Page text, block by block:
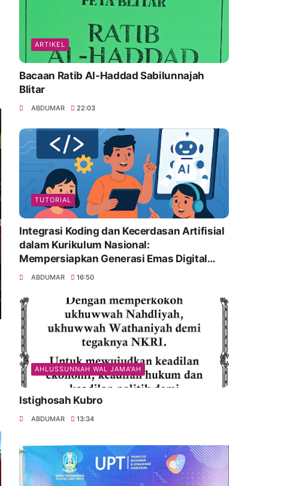
ARTIKEL
Bacaan Ratib Al-Haddad Sabilunnajah
Blitar
ABDUMAR 22:03
TUTORIAL
Integrasi Koding dan Kecerdasan Artifisial
dalam Kurikulum Nasional:
Mempersiapkan Generasi Emas Digital
Indonesia
ABDUMAR 16:50
AHLUSSUNNAH WAL JAMA'AH
Istighosah Kubro
ABDUMAR 13:34